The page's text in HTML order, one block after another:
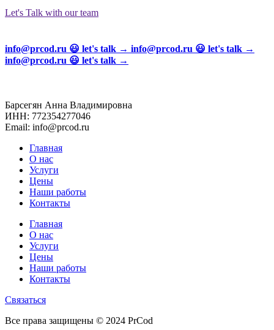
Let's Talk with our team
info@prcod.ru 😃 let's talk → info@prcod.ru 😃 let's talk →
info@prcod.ru 😃 let's talk →
Барсегян Анна Владимировна
ИНН: 772354277046
Email: info@prcod.ru
Главная
О нас
Услуги
Цены
Наши работы
Контакты
Главная
О нас
Услуги
Цены
Наши работы
Контакты
Связаться
Все права защищены © 2024 PrCod